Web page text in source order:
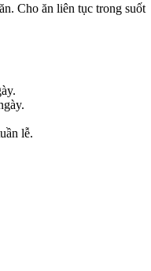
Cho ăn liên tục trong suốt
lễ.